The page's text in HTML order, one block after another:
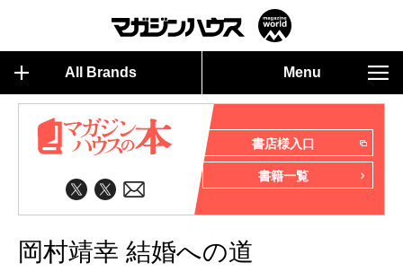
All Brands Menu
書店様入口
書籍一覧
岡村靖幸 結婚への道